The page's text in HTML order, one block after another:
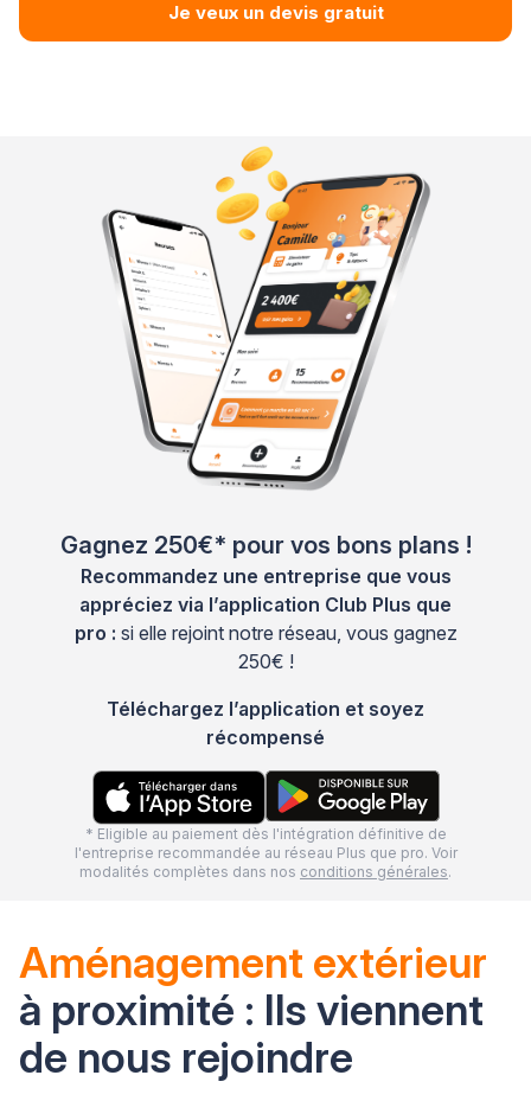
Je veux un devis gratuit
Gagnez 250€* pour vos bons plans !
Recommandez une entreprise que vous
appréciez via l’application Club Plus que
pro : si elle rejoint notre réseau, vous gagnez
250€ !
Téléchargez l’application et soyez
récompensé
* Eligible au paiement dès l'intégration définitive de
l'entreprise recommandée au réseau Plus que pro. Voir
modalités complètes dans nos conditions générales.
Aménagement extérieur
à proximité : Ils viennent
de nous rejoindre